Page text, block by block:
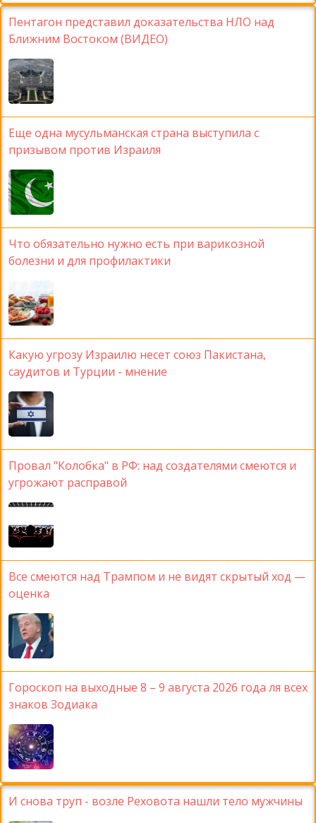
Пентагон представил доказательства НЛО над
Ближним Востоком (ВИДЕО)
Еще одна мусульманская страна выступила с
призывом против Израиля
Что обязательно нужно есть при варикозной
болезни и для профилактики
Какую угрозу Израилю несет союз Пакистана,
саудитов и Турции - мнение
Провал "Колобка" в РФ: над создателями смеются и
угрожают расправой
Все смеются над Трампом и не видят скрытый ход —
оценка
Гороскоп на выходные 8 – 9 августа 2026 года ля всех
знаков Зодиака
И снова труп - возле Реховота нашли тело мужчины